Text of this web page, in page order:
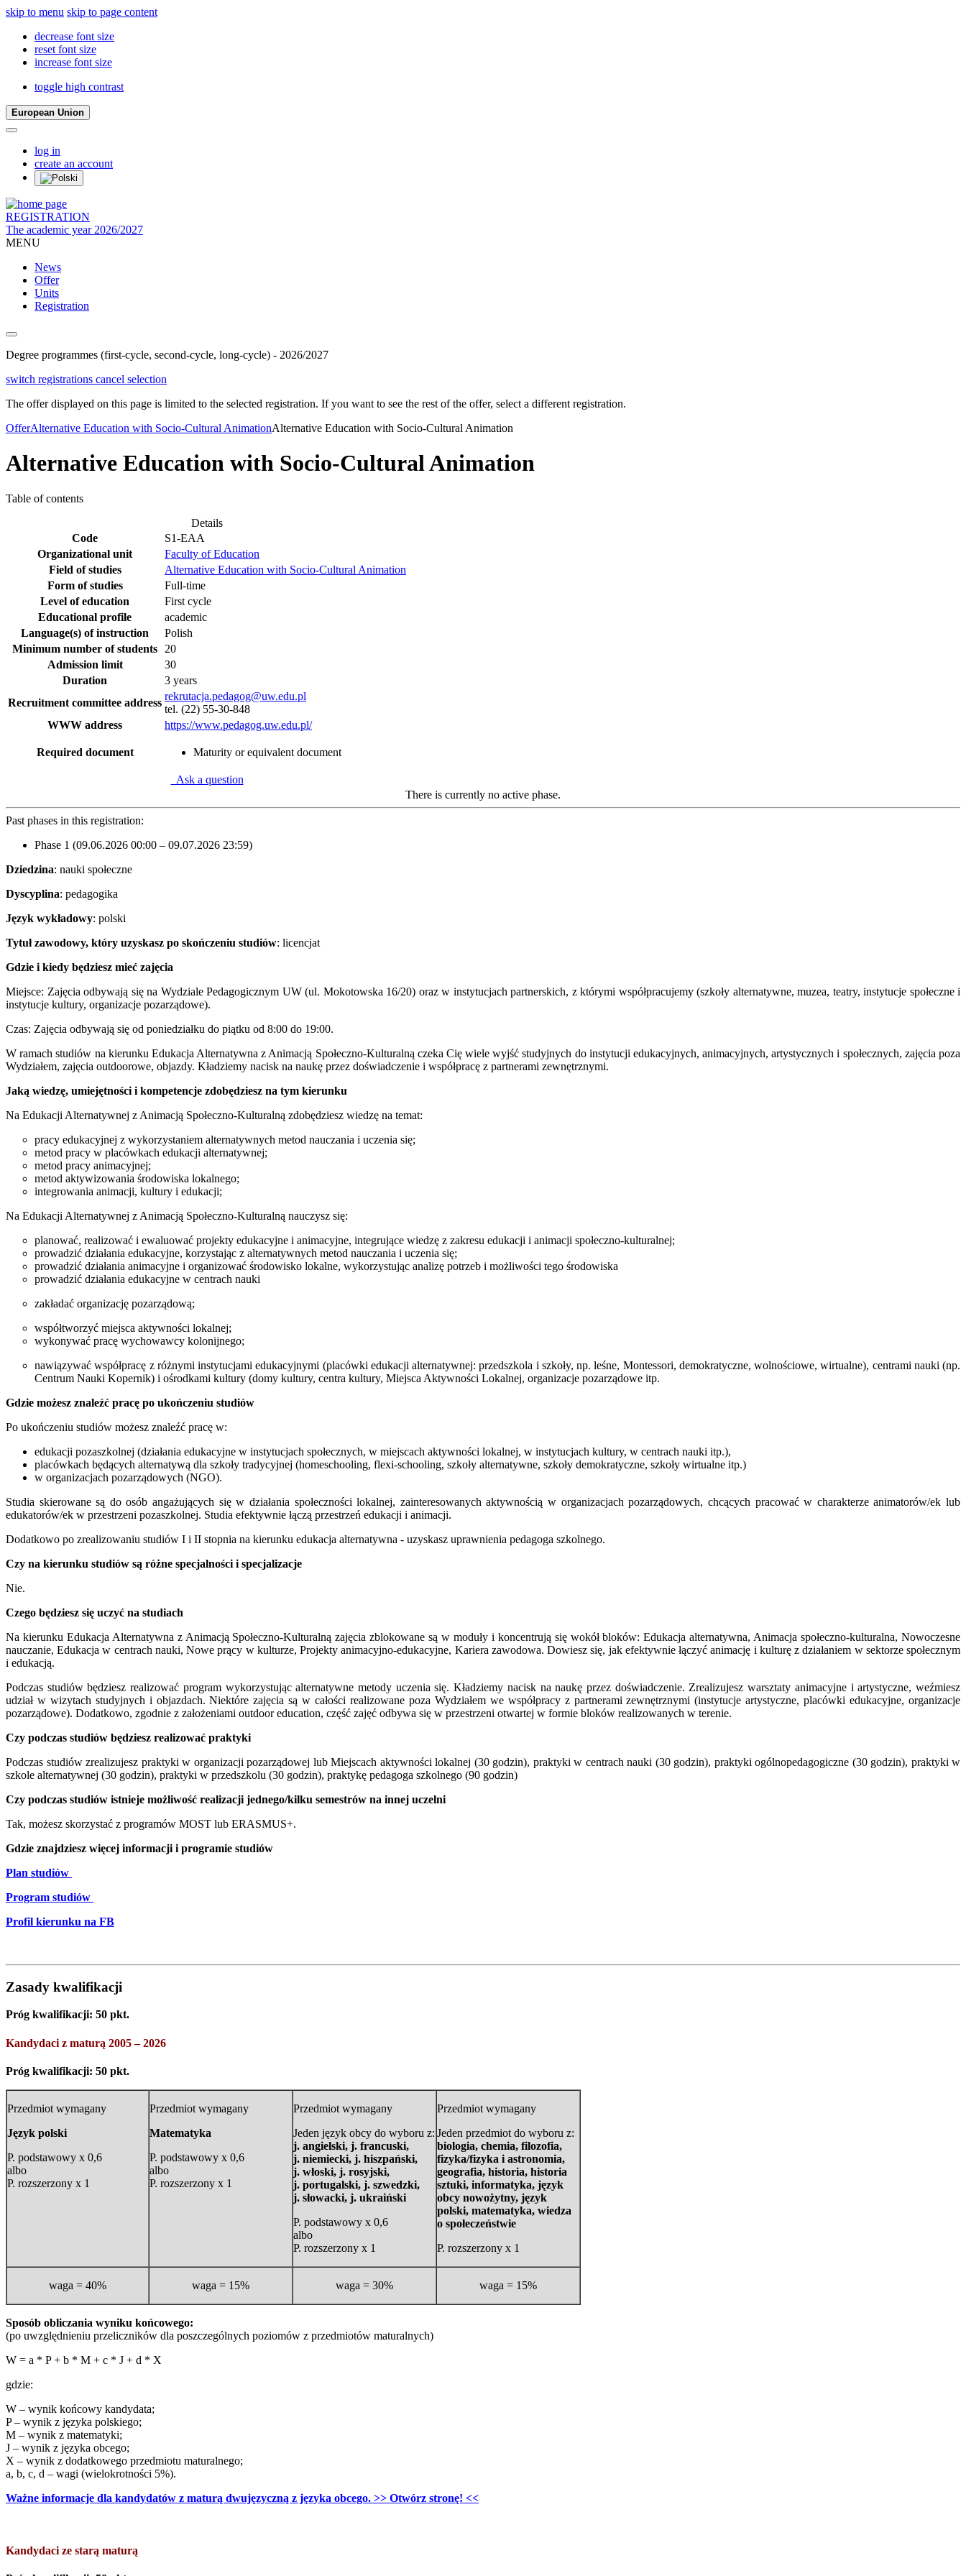
skip to menu skip to page content
decrease font size
reset font size
increase font size
toggle high contrast
European Union
log in
create an account
REGISTRATION
The academic year 2026/2027
MENU
News
Offer
Units
Registration
Degree programmes (first-cycle, second-cycle, long-cycle) - 2026/2027
switch registrations cancel selection
The offer displayed on this page is limited to the selected registration. If you want to see the rest of the offer, select a different registration.
OfferAlternative Education with Socio-Cultural AnimationAlternative Education with Socio-Cultural Animation
Alternative Education with Socio-Cultural Animation
Table of contents
Details
Code
S1-EAA
Organizational unit
Faculty of Education
Field of studies
Alternative Education with Socio-Cultural Animation
Form of studies
Full-time
Level of education
First cycle
Educational profile
academic
Language(s) of instruction
Polish
Minimum number of students
20
Admission limit
30
Duration
3 years
Recruitment committee address
rekrutacja.pedagog@uw.edu.pl
tel. (22) 55-30-848
WWW address
https://www.pedagog.uw.edu.pl/
Required document Maturity or equivalent document
Ask a question
There is currently no active phase.
Past phases in this registration:
Phase 1 (09.06.2026 00:00 – 09.07.2026 23:59)
Dziedzina: nauki społeczne
Dyscyplina: pedagogika
Język wykładowy: polski
Tytuł zawodowy, który uzyskasz po skończeniu studiów: licencjat
Gdzie i kiedy będziesz mieć zajęcia
Miejsce: Zajęcia odbywają się na Wydziale Pedagogicznym UW (ul. Mokotowska 16/20) oraz w instytucjach partnerskich, z którymi współpracujemy (szkoły alternatywne, muzea, teatry, instytucje społeczne i
instytucje kultury, organizacje pozarządowe).
Czas: Zajęcia odbywają się od poniedziałku do piątku od 8:00 do 19:00.
W ramach studiów na kierunku Edukacja Alternatywna z Animacją Społeczno-Kulturalną czeka Cię wiele wyjść studyjnych do instytucji edukacyjnych, animacyjnych, artystycznych i społecznych, zajęcia poza
Wydziałem, zajęcia outdoorowe, objazdy. Kładziemy nacisk na naukę przez doświadczenie i współpracę z partnerami zewnętrznymi.
Jaką wiedzę, umiejętności i kompetencje zdobędziesz na tym kierunku
Na Edukacji Alternatywnej z Animacją Społeczno-Kulturalną zdobędziesz wiedzę na temat:
pracy edukacyjnej z wykorzystaniem alternatywnych metod nauczania i uczenia się;
metod pracy w placówkach edukacji alternatywnej;
metod pracy animacyjnej;
metod aktywizowania środowiska lokalnego;
integrowania animacji, kultury i edukacji;
Na Edukacji Alternatywnej z Animacją Społeczno-Kulturalną nauczysz się:
planować, realizować i ewaluować projekty edukacyjne i animacyjne, integrujące wiedzę z zakresu edukacji i animacji społeczno-kulturalnej;
prowadzić działania edukacyjne, korzystając z alternatywnych metod nauczania i uczenia się;
prowadzić działania animacyjne i organizować środowisko lokalne, wykorzystując analizę potrzeb i możliwości tego środowiska
prowadzić działania edukacyjne w centrach nauki
zakładać organizację pozarządową;
współtworzyć miejsca aktywności lokalnej;
wykonywać pracę wychowawcy kolonijnego;
nawiązywać współpracę z różnymi instytucjami edukacyjnymi (placówki edukacji alternatywnej: przedszkola i szkoły, np. leśne, Montessori, demokratyczne, wolnościowe, wirtualne), centrami nauki (np.
Centrum Nauki Kopernik) i ośrodkami kultury (domy kultury, centra kultury, Miejsca Aktywności Lokalnej, organizacje pozarządowe itp.
Gdzie możesz znaleźć pracę po ukończeniu studiów
Po ukończeniu studiów możesz znaleźć pracę w:
edukacji pozaszkolnej (działania edukacyjne w instytucjach społecznych, w miejscach aktywności lokalnej, w instytucjach kultury, w centrach nauki itp.),
placówkach będących alternatywą dla szkoły tradycyjnej (homeschooling, flexi-schooling, szkoły alternatywne, szkoły demokratyczne, szkoły wirtualne itp.)
w organizacjach pozarządowych (NGO).
Studia skierowane są do osób angażujących się w działania społeczności lokalnej, zainteresowanych aktywnością w organizacjach pozarządowych, chcących pracować w charakterze animatorów/ek lub
edukatorów/ek w przestrzeni pozaszkolnej. Studia efektywnie łączą przestrzeń edukacji i animacji.
Dodatkowo po zrealizowaniu studiów I i II stopnia na kierunku edukacja alternatywna - uzyskasz uprawnienia pedagoga szkolnego.
Czy na kierunku studiów są różne specjalności i specjalizacje
Nie.
Czego będziesz się uczyć na studiach
Na kierunku Edukacja Alternatywna z Animacją Społeczno-Kulturalną zajęcia zblokowane są w moduły i koncentrują się wokół bloków: Edukacja alternatywna, Animacja społeczno-kulturalna, Nowoczesne
nauczanie, Edukacja w centrach nauki, Nowe prący w kulturze, Projekty animacyjno-edukacyjne, Kariera zawodowa. Dowiesz się, jak efektywnie łączyć animację i kulturę z działaniem w sektorze społecznym
i edukacją.
Podczas studiów będziesz realizować program wykorzystując alternatywne metody uczenia się. Kładziemy nacisk na naukę przez doświadczenie. Zrealizujesz warsztaty animacyjne i artystyczne, weźmiesz
udział w wizytach studyjnych i objazdach. Niektóre zajęcia są w całości realizowane poza Wydziałem we współpracy z partnerami zewnętrznymi (instytucje artystyczne, placówki edukacyjne, organizacje
pozarządowe). Dodatkowo, zgodnie z założeniami outdoor education, część zajęć odbywa się w przestrzeni otwartej w formie bloków realizowanych w terenie.
Czy podczas studiów będziesz realizować praktyki
Podczas studiów zrealizujesz praktyki w organizacji pozarządowej lub Miejscach aktywności lokalnej (30 godzin), praktyki w centrach nauki (30 godzin), praktyki ogólnopedagogiczne (30 godzin), praktyki w
szkole alternatywnej (30 godzin), praktyki w przedszkolu (30 godzin), praktykę pedagoga szkolnego (90 godzin)
Czy podczas studiów istnieje możliwość realizacji jednego/kilku semestrów na innej uczelni
Tak, możesz skorzystać z programów MOST lub ERASMUS+.
Gdzie znajdziesz więcej informacji i programie studiów
Plan studiów
Program studiów
Profil kierunku na FB
Zasady kwalifikacji
Próg kwalifikacji: 50 pkt.
Kandydaci z maturą 2005 – 2026
Próg kwalifikacji: 50 pkt.
Przedmiot wymagany
Język polski
P. podstawowy x 0,6
albo
P. rozszerzony x 1
Przedmiot wymagany
Matematyka
P. podstawowy x 0,6
albo
P. rozszerzony x 1
Przedmiot wymagany
Jeden język obcy do wyboru z:
j. angielski, j. francuski,
j. niemiecki, j. hiszpański,
j. włoski, j. rosyjski,
j. portugalski, j. szwedzki,
j. słowacki, j. ukraiński
P. podstawowy x 0,6
albo
P. rozszerzony x 1
Przedmiot wymagany
Jeden przedmiot do wyboru z:
biologia, chemia, filozofia,
fizyka/fizyka i astronomia,
geografia, historia, historia
sztuki, informatyka, język
obcy nowożytny, język
polski, matematyka, wiedza
o społeczeństwie
P. rozszerzony x 1
waga = 40% waga = 15% waga = 30% waga = 15%
Sposób obliczania wyniku końcowego:
(po uwzględnieniu przeliczników dla poszczególnych poziomów z przedmiotów maturalnych)
W = a * P + b * M + c * J + d * X
gdzie:
W – wynik końcowy kandydata;
P – wynik z języka polskiego;
M – wynik z matematyki;
J – wynik z języka obcego;
X – wynik z dodatkowego przedmiotu maturalnego;
a, b, c, d – wagi (wielokrotności 5%).
Ważne informacje dla kandydatów z maturą dwujęzyczną z języka obcego. >> Otwórz stronę! <<
Kandydaci ze starą maturą